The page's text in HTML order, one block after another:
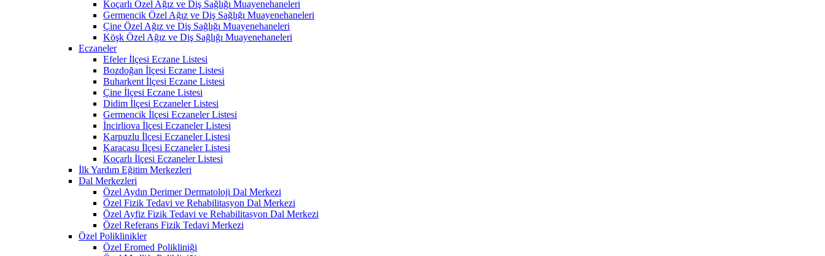
Koçarlı Özel Ağız ve Diş Sağlığı Muayenehaneleri
Germencik Özel Ağız ve Diş Sağlığı Muayenehaneleri
Çine Özel Ağız ve Diş Sağlığı Muayenehaneleri
Köşk Özel Ağız ve Diş Sağlığı Muayenehaneleri
Eczaneler
Efeler İlçesi Eczane Listesi
Bozdoğan İlçesi Eczane Listesi
Buharkent İlçesi Eczane Listesi
Çine İlçesi Eczane Listesi
Didim İlçesi Eczaneler Listesi
Germencik İlçesi Eczaneler Listesi
İncirliova İlçesi Eczaneler Listesi
Karpuzlu İlçesi Eczaneler Listesi
Karacasu İlçesi Eczaneler Listesi
Koçarlı İlçesi Eczaneler Listesi
İlk Yardım Eğitim Merkezleri
Dal Merkezleri
Özel Aydın Derimer Dermatoloji Dal Merkezi
Özel Fizik Tedavi ve Rehabilitasyon Dal Merkezi
Özel Ayfiz Fizik Tedavi ve Rehabilitasyon Dal Merkezi
Özel Referans Fizik Tedavi Merkezi
Özel Poliklinikler
Özel Eromed Polikliniği